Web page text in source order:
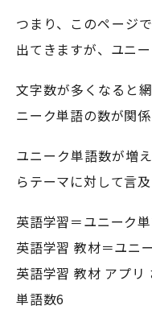
つまり、このページ
出てきますが、ユニ
文字数が多くなると
ニーク単語の数が関係
ユニーク単語数が増
らテーマに対して言
英語学習＝ユニーク
英語学習 教材＝ユニ
英語学習 教材 アプリ
単語数6